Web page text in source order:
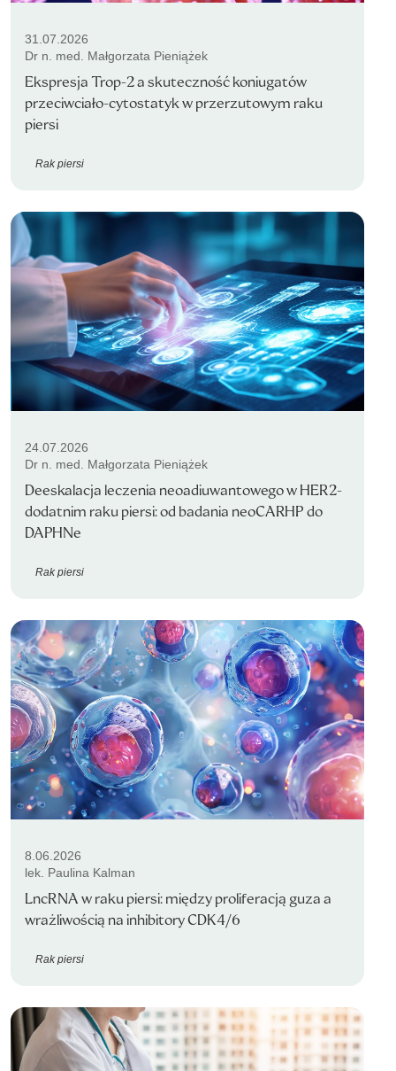
31.07.2026
Dr n. med. Małgorzata Pieniążek
Ekspresja Trop-2 a skuteczność koniugatów
przeciwciało-cytostatyk w przerzutowym raku
piersi
Rak piersi
24.07.2026
Dr n. med. Małgorzata Pieniążek
Deeskalacja leczenia neoadiuwantowego w HER2-
dodatnim raku piersi: od badania neoCARHP do
DAPHNe
Rak piersi
8.06.2026
lek. Paulina Kalman
LncRNA w raku piersi: między proliferacją guza a
wrażliwością na inhibitory CDK4/6
Rak piersi